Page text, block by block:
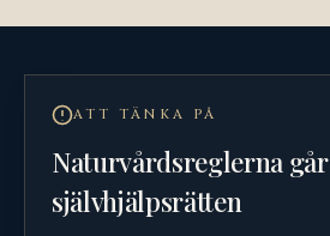
ATT TÄNKA PÅ
Naturvårdsreglerna
självhjälpsrätten